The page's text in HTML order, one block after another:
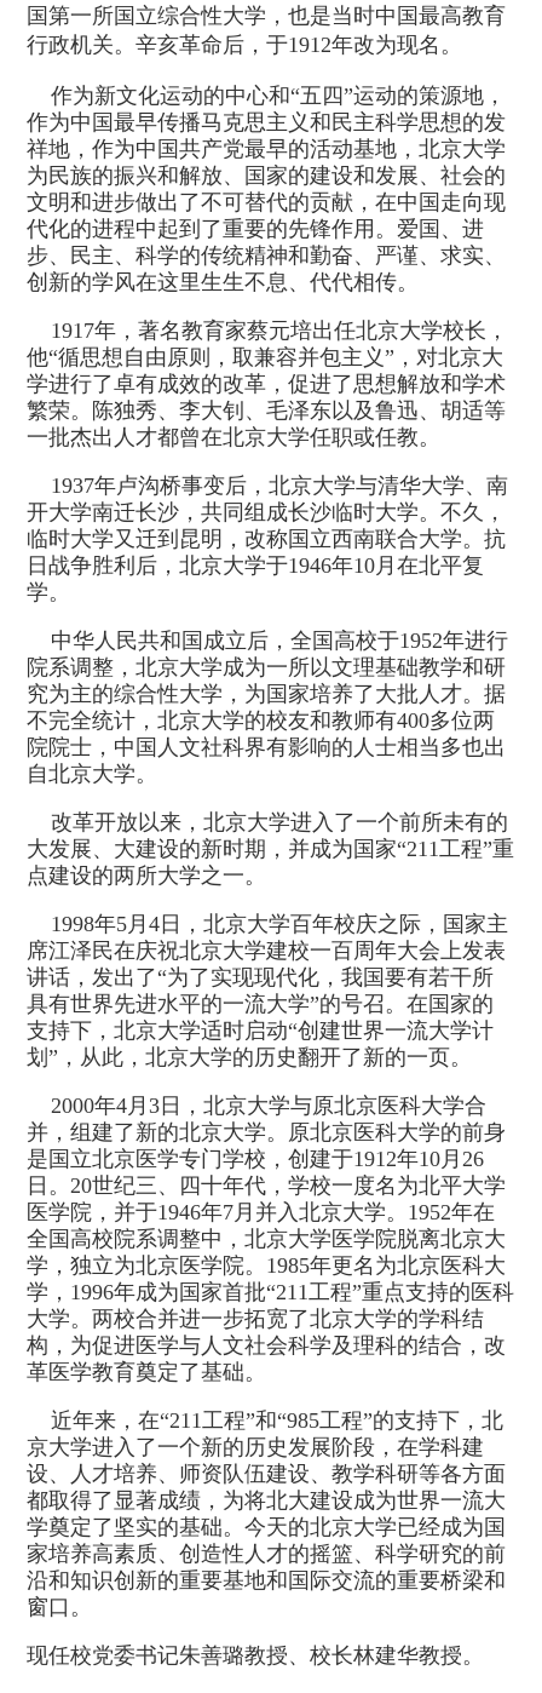
800cc全讯白菜首页
院情总览
人才培养
科学研究
本科教学
平台建设
学生园地
交流合作
国第一所国立综合性大学，也是当时中国最高教育
行政机关。辛亥革命后，于1912年改为现名。
作为新文化运动的中心和“五四”运动的策源地，
作为中国最早传播马克思主义和民主科学思想的发
祥地，作为中国共产党最早的活动基地，北京大学
为民族的振兴和解放、国家的建设和发展、社会的
文明和进步做出了不可替代的贡献，在中国走向现
代化的进程中起到了重要的先锋作用。爱国、进
步、民主、科学的传统精神和勤奋、严谨、求实、
创新的学风在这里生生不息、代代相传。
1917年，著名教育家蔡元培出任北京大学校长，
他“循思想自由原则，取兼容并包主义”，对北京大
学进行了卓有成效的改革，促进了思想解放和学术
繁荣。陈独秀、李大钊、毛泽东以及鲁迅、胡适等
一批杰出人才都曾在北京大学任职或任教。
1937年卢沟桥事变后，北京大学与清华大学、南
开大学南迁长沙，共同组成长沙临时大学。不久，
临时大学又迁到昆明，改称国立西南联合大学。抗
日战争胜利后，北京大学于1946年10月在北平复
学。
中华人民共和国成立后，全国高校于1952年进行
院系调整，北京大学成为一所以文理基础教学和研
究为主的综合性大学，为国家培养了大批人才。据
不完全统计，北京大学的校友和教师有400多位两
院院士，中国人文社科界有影响的人士相当多也出
自北京大学。
改革开放以来，北京大学进入了一个前所未有的
大发展、大建设的新时期，并成为国家“211工程”重
点建设的两所大学之一。
1998年5月4日，北京大学百年校庆之际，国家主
席江泽民在庆祝北京大学建校一百周年大会上发表
讲话，发出了“为了实现现代化，我国要有若干所
具有世界先进水平的一流大学”的号召。在国家的
支持下，北京大学适时启动“创建世界一流大学计
划”，从此，北京大学的历史翻开了新的一页。
2000年4月3日，北京大学与原北京医科大学合
并，组建了新的北京大学。原北京医科大学的前身
是国立北京医学专门学校，创建于1912年10月26
日。20世纪三、四十年代，学校一度名为北平大学
医学院，并于1946年7月并入北京大学。1952年在
全国高校院系调整中，北京大学医学院脱离北京大
学，独立为北京医学院。1985年更名为北京医科大
学，1996年成为国家首批“211工程”重点支持的医科
大学。两校合并进一步拓宽了北京大学的学科结
构，为促进医学与人文社会科学及理科的结合，改
革医学教育奠定了基础。
近年来，在“211工程”和“985工程”的支持下，北
京大学进入了一个新的历史发展阶段，在学科建
设、人才培养、师资队伍建设、教学科研等各方面
都取得了显著成绩，为将北大建设成为世界一流大
学奠定了坚实的基础。今天的北京大学已经成为国
家培养高素质、创造性人才的摇篮、科学研究的前
沿和知识创新的重要基地和国际交流的重要桥梁和
窗口。
现任校党委书记朱善璐教授、校长林建华教授。